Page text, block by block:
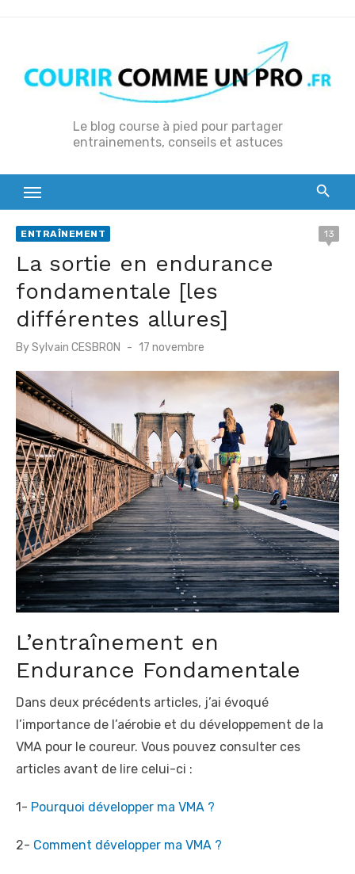
t
Le blog course à pied pour partager
entrainements, conseils et astuces
ENTRAÎNEMENT 13
La sortie en endurance
fondamentale [les
différentes allures]
BySylvain CESBRON
P
s
t
d
o
n
17 novembre
L’entraînement en
Endurance Fondamentale
Dans deux précédents articles, j’ai évoqué
l’importance de l’aérobie et du développement de la
VMA pour le coureur. Vous pouvez consulter ces
articles avant de lire celui-ci :
1- Pourquoi développer ma VMA ?
2- Comment développer ma VMA ?